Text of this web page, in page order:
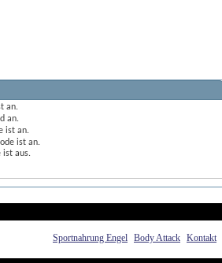
an.
an.
ist an.
ist an.
ist aus.
Sportnahrung Engel Body Attack Kontakt